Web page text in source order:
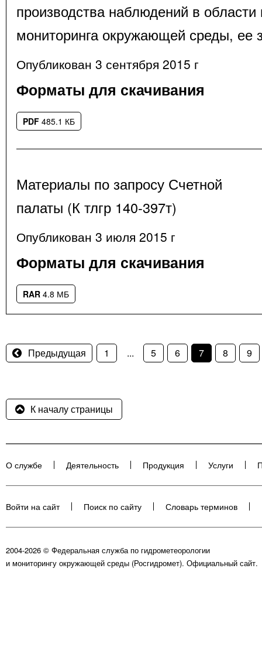
производства наблюдений в области
мониторинга окружающей среды, ее
Опубликован 3 сентября 2015 г
Форматы для скачивания
PDF 485.1 КБ
Материалы по запросу Счетной
палаты (К тлгр 140-397т)
Опубликован 3 июля 2015 г
Форматы для скачивания
RAR 4.8 МБ
Предыдущая 1 ... 5 6 7 8 9
К началу страницы
О службе Деятельность Продукция Услуги
Войти на сайт Поиск по сайту Словарь терминов
2004-2026 © Федеральная служба по гидрометеорологии
и мониторингу окружающей среды (Росгидромет). Официальный сайт.